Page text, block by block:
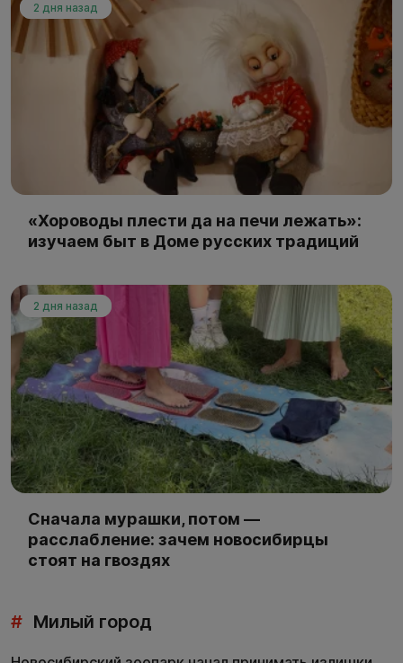
2 дня назад
«Хороводы плести да на печи лежать»:
изучаем быт в Доме русских традиций
2 дня назад
Сначала мурашки, потом —
расслабление: зачем новосибирцы
стоят на гвоздях
# Милый город